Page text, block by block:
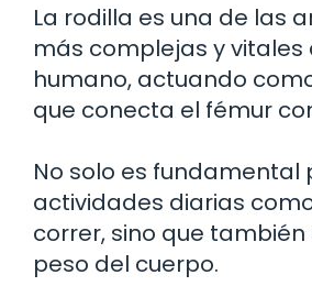
La rodilla es una de las
más complejas y vitales
humano, actuando
que conecta el fémur
No solo es fundamental
actividades diarias
correr, sino que
peso del cuerpo.